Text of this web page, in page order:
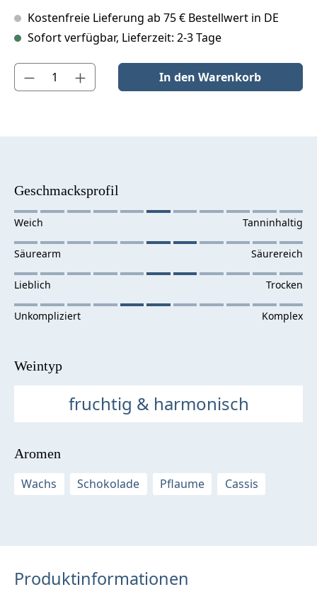
Kostenfreie Lieferung ab 75 € Bestellwert in DE
Sofort verfügbar, Lieferzeit: 2-3 Tage
Produkt Anzahl: Gib den gewünschten Wert ein oder benutze
In den Warenkorb
Geschmacksprofil
Weintyp
fruchtig & harmonisch
Aromen
Wachs
Schokolade Pflaume Cassis
Produktinformationen